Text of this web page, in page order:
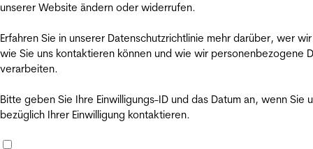
unserer Website ändern oder widerrufen.
Erfahren Sie in unserer Datenschutzrichtlinie mehr darüber, wer
wie Sie uns kontaktieren können und wie wir personenbezogene
verarbeiten.
Bitte geben Sie Ihre Einwilligungs-ID und das Datum an, wenn Sie
bezüglich Ihrer Einwilligung kontaktieren.